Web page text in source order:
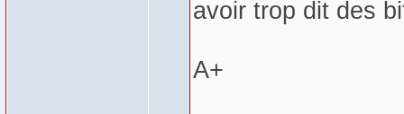
avoir trop dit des
A+